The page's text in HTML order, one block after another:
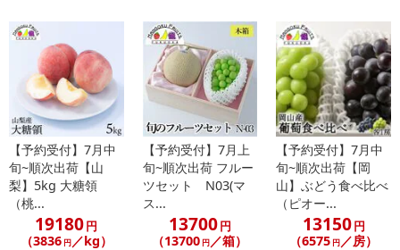
【予約受付】7月中
旬~順次出荷【山
梨】5kg 大糖領
（桃...
19180円
（3836 円／kg）
【予約受付】7月上
旬~順次出荷 フルー
ツセット N03(マ
ス...
13700円
（13700 円／箱）
【予約受付】7月中
旬~順次出荷【岡
山】ぶどう食べ比べ
（ピオー...
13150円
（6575 円／房）